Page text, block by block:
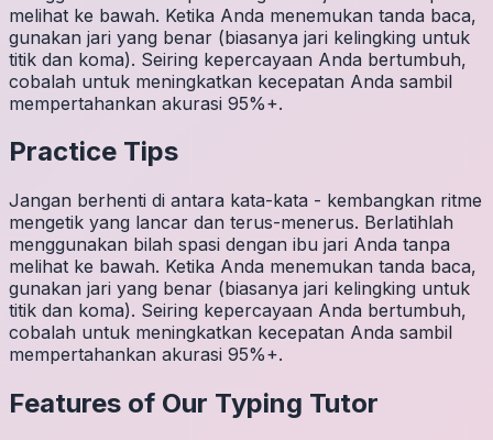
melihat ke bawah. Ketika Anda menemukan tanda baca,
gunakan jari yang benar (biasanya jari kelingking untuk
titik dan koma). Seiring kepercayaan Anda bertumbuh,
cobalah untuk meningkatkan kecepatan Anda sambil
mempertahankan akurasi 95%+.
Practice Tips
Jangan berhenti di antara kata-kata - kembangkan ritme
mengetik yang lancar dan terus-menerus. Berlatihlah
menggunakan bilah spasi dengan ibu jari Anda tanpa
melihat ke bawah. Ketika Anda menemukan tanda baca,
gunakan jari yang benar (biasanya jari kelingking untuk
titik dan koma). Seiring kepercayaan Anda bertumbuh,
cobalah untuk meningkatkan kecepatan Anda sambil
mempertahankan akurasi 95%+.
Features of Our Typing Tutor